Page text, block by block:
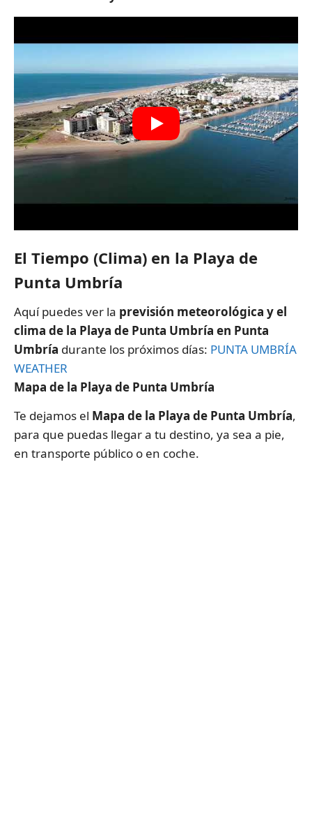
El Tiempo (Clima) en la Playa de
Punta Umbría
Aquí puedes ver la previsión meteorológica y el
clima de la Playa de Punta Umbría en Punta
Umbría durante los próximos días: PUNTA UMBRÍA
WEATHER
Mapa de la Playa de Punta Umbría
Te dejamos el Mapa de la Playa de Punta Umbría,
para que puedas llegar a tu destino, ya sea a pie,
en transporte público o en coche.